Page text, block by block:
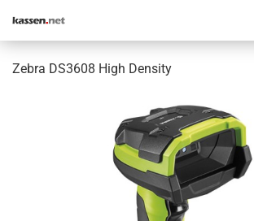
Zebra DS3608 High Density